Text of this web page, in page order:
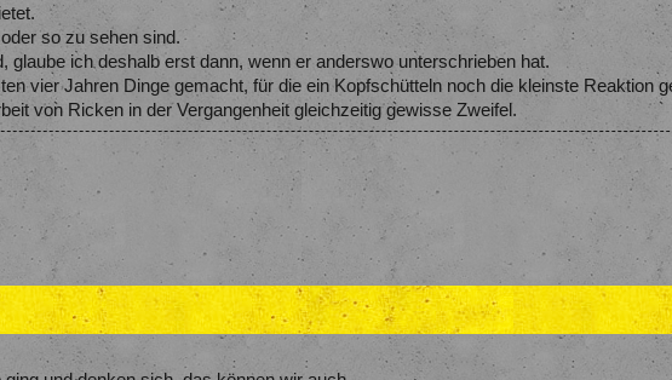
so zu sehen sind.
glaube ich deshalb erst dann, wenn er anderswo unterschrieben hat.
vier Jahren Dinge gemacht, für die ein Kopfschütteln noch die kleinste Reaktion
von Ricken in der Vergangenheit gleichzeitig gewisse Zweifel.